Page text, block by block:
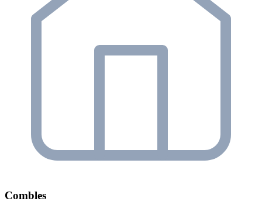
Combles